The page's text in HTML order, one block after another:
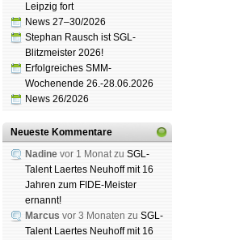
Leipzig fort
News 27–30/2026
Stephan Rausch ist SGL-
Blitzmeister 2026!
Erfolgreiches SMM-
Wochenende 26.-28.06.2026
News 26/2026
Neueste Kommentare
Nadine vor 1 Monat zu SGL-
Talent Laertes Neuhoff mit 16
Jahren zum FIDE-Meister
ernannt!
Marcus vor 3 Monaten zu SGL-
Talent Laertes Neuhoff mit 16